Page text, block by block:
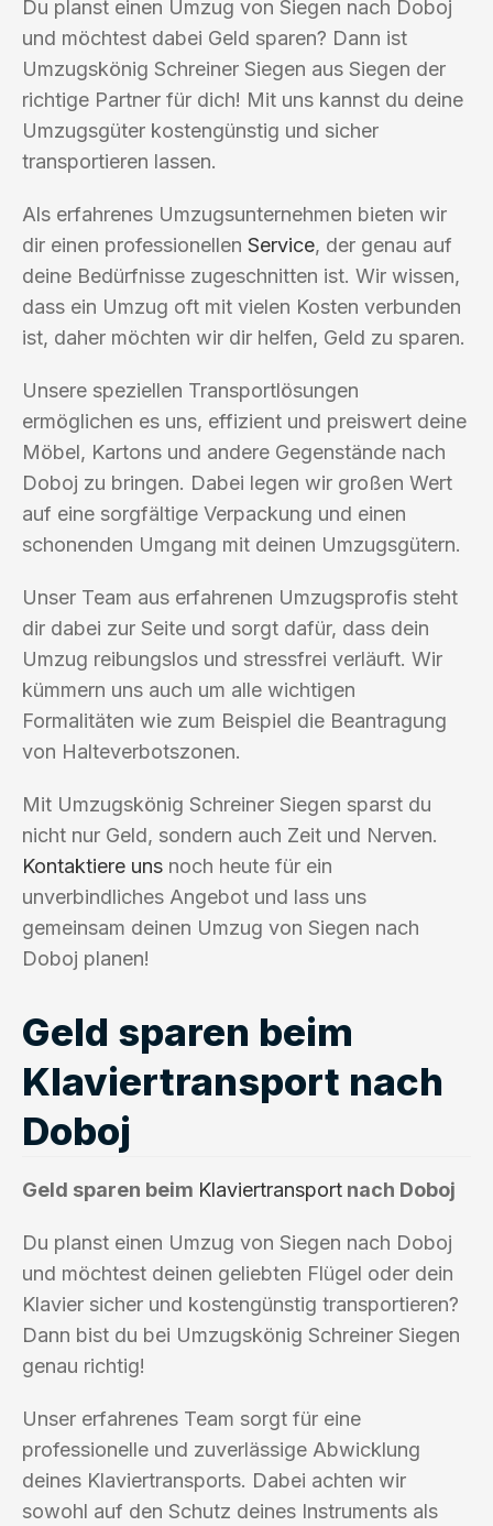
Du planst einen Umzug von Siegen nach Doboj
und möchtest dabei Geld sparen? Dann ist
Umzugskönig Schreiner Siegen aus Siegen der
richtige Partner für dich! Mit uns kannst du deine
Umzugsgüter kostengünstig und sicher
transportieren lassen.
Als erfahrenes Umzugsunternehmen bieten wir
dir einen professionellen Service, der genau auf
deine Bedürfnisse zugeschnitten ist. Wir wissen,
dass ein Umzug oft mit vielen Kosten verbunden
ist, daher möchten wir dir helfen, Geld zu sparen.
Unsere speziellen Transportlösungen
ermöglichen es uns, effizient und preiswert deine
Möbel, Kartons und andere Gegenstände nach
Doboj zu bringen. Dabei legen wir großen Wert
auf eine sorgfältige Verpackung und einen
schonenden Umgang mit deinen Umzugsgütern.
Unser Team aus erfahrenen Umzugsprofis steht
dir dabei zur Seite und sorgt dafür, dass dein
Umzug reibungslos und stressfrei verläuft. Wir
kümmern uns auch um alle wichtigen
Formalitäten wie zum Beispiel die Beantragung
von Halteverbotszonen.
Mit Umzugskönig Schreiner Siegen sparst du
nicht nur Geld, sondern auch Zeit und Nerven.
Kontaktiere uns noch heute für ein
unverbindliches Angebot und lass uns
gemeinsam deinen Umzug von Siegen nach
Doboj planen!
Geld sparen beim
Klaviertransport nach
Doboj
Geld sparen beim Klaviertransport nach Doboj
Du planst einen Umzug von Siegen nach Doboj
und möchtest deinen geliebten Flügel oder dein
Klavier sicher und kostengünstig transportieren?
Dann bist du bei Umzugskönig Schreiner Siegen
genau richtig!
Unser erfahrenes Team sorgt für eine
professionelle und zuverlässige Abwicklung
deines Klaviertransports. Dabei achten wir
sowohl auf den Schutz deines Instruments als